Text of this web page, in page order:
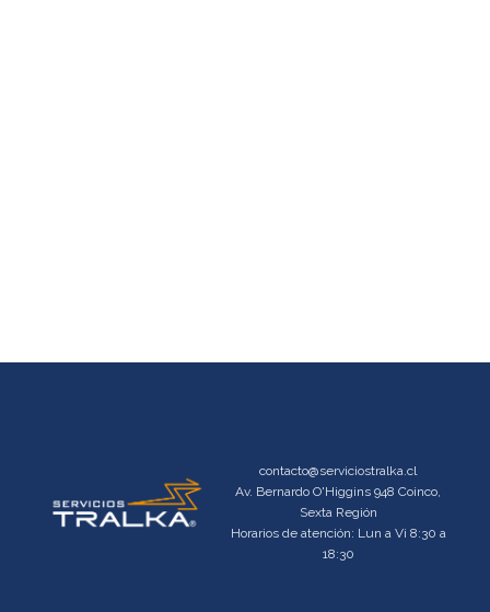
contacto@serviciostralka.cl
Av. Bernardo O'Higgins 948 Coinco,
Sexta Región
Horarios de atención: Lun a Vi 8:30 a
18:30